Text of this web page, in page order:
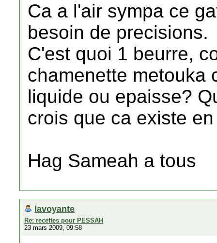
Ca a l'air sympa ce
besoin de precisions.
C'est quoi 1 beurre,
chamenette metouka
liquide ou epaisse?
crois que ca existe
Hag Sameah a tous
lavoyante
Re: recettes pour PESSAH
23 mars 2009, 09:58